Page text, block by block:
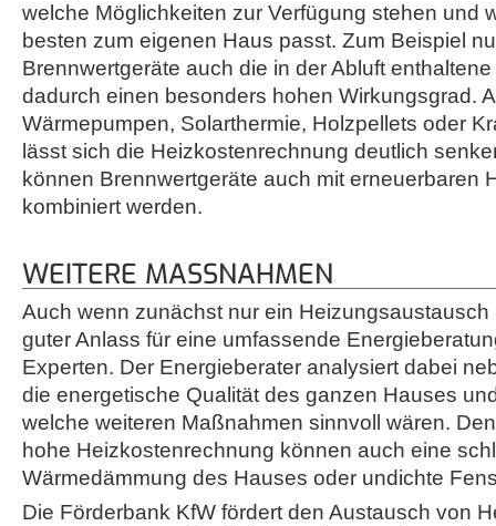
welche Möglichkeiten zur Verfügung stehen und
besten zum eigenen Haus passt. Zum Beispiel
Brennwertgeräte auch die in der Abluft
dadurch einen besonders hohen Wirkungsgrad.
Wärmepumpen, Solarthermie, Holzpellets oder
lässt sich die Heizkostenrechnung deutlich
können Brennwertgeräte auch mit erneuerbaren
kombiniert werden.
WEITERE MASSNAHMEN
Auch wenn zunächst nur ein Heizungsaustausch
guter Anlass für eine umfassende
Experten. Der Energieberater analysiert dabei
die energetische Qualität des ganzen Hauses
welche weiteren Maßnahmen sinnvoll wären.
hohe Heizkostenrechnung können auch eine
Wärmedämmung des Hauses oder undichte
Die Förderbank KfW fördert den Austausch von